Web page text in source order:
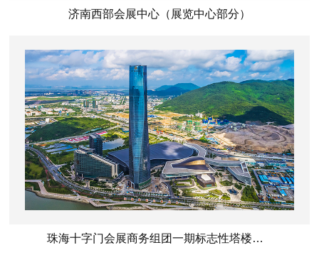
济南西部会展中心（展览中心部分）
珠海十字门会展商务组团一期标志性塔楼（办公酒店）工程